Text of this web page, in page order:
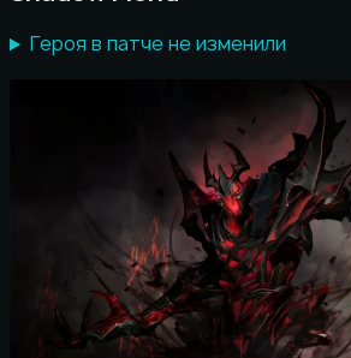
Героя в патче не изменили